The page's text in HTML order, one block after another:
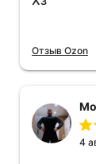
Отзыв Ozon
4